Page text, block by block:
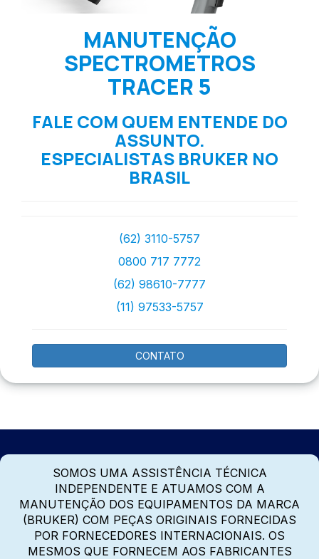
MANUTENÇÃO
SPECTROMETROS
TRACER 5
FALE COM QUEM ENTENDE DO
ASSUNTO.
ESPECIALISTAS BRUKER NO
BRASIL
(62) 3110-5757
0800 717 7772
(62) 98610-7777
(11) 97533-5757
CONTATO
SOMOS UMA ASSISTÊNCIA TÉCNICA
INDEPENDENTE E ATUAMOS COM A
MANUTENÇÃO DOS EQUIPAMENTOS DA MARCA
(BRUKER) COM PEÇAS ORIGINAIS FORNECIDAS
POR FORNECEDORES INTERNACIONAIS. OS
MESMOS QUE FORNECEM AOS FABRICANTES